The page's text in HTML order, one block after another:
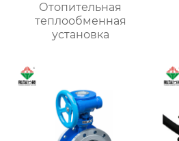
Отопительная
теплообменная
установка